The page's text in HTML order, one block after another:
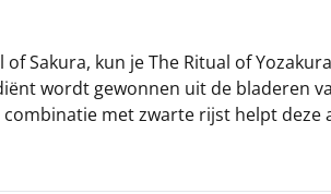
Sakura, kun je The Ritual of
wordt gewonnen uit de bladeren
met zwarte rijst helpt